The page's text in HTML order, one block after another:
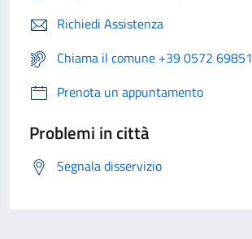
Richiedi Assistenza
Chiama il comune +39 0572 69851
Prenota un appuntamento
Problemi in città
Segnala disservizio